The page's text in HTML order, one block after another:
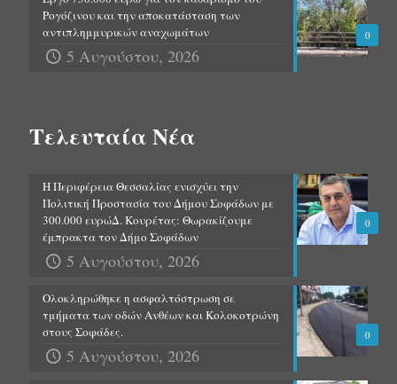
0
Ρογόζινου και την αποκατάσταση των
αντιπλημμυρικών αναχωμάτων
5 Αυγούστου, 2026
Τελευταία Νέα
0
Η Περιφέρεια Θεσσαλίας ενισχύει την
Πολιτική Προστασία του Δήμου Σοφάδων με
300.000 ευρώΔ. Κουρέτας: Θωρακίζουμε
έμπρακτα τον Δήμο Σοφάδων
5 Αυγούστου, 2026
0
Ολοκληρώθηκε η ασφαλτόστρωση σε
τμήματα των οδών Ανθέων και Κολοκοτρώνη
στους Σοφάδες.
5 Αυγούστου, 2026